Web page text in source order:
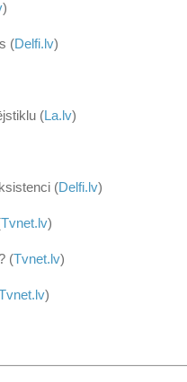
)
(Delfi.lv)
(La.lv)
(Delfi.lv)
Tvnet.lv)
(Tvnet.lv)
)